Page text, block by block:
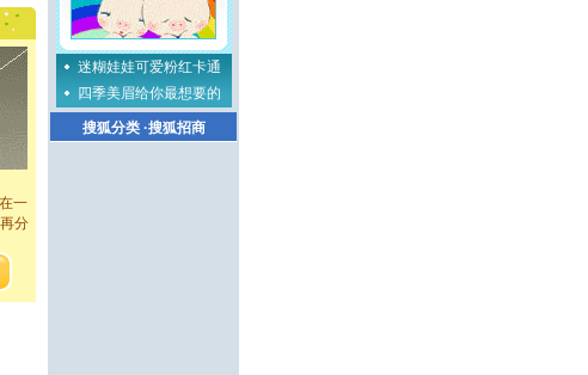
天
,
会
吻
一
分
不
迷糊娃娃可爱粉红卡通
四季美眉给你最想要的
搜狐分类·搜狐招商